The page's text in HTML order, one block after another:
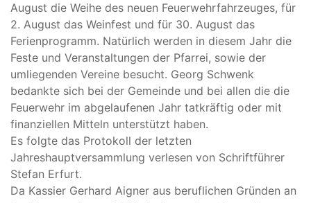
August die Weihe des neuen Feuerwehrfahrzeuges, für
2. August das Weinfest und für 30. August das
Ferienprogramm. Natürlich werden in diesem Jahr die
Feste und Veranstaltungen der Pfarrei, sowie der
umliegenden Vereine besucht. Georg Schwenk
bedankte sich bei der Gemeinde und bei allen die die
Feuerwehr im abgelaufenen Jahr tatkräftig oder mit
finanziellen Mitteln unterstützt haben.
Es folgte das Protokoll der letzten
Jahreshauptversammlung verlesen von Schriftführer
Stefan Erfurt.
Da Kassier Gerhard Aigner aus beruflichen Gründen an